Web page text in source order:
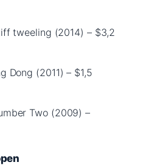
tweeling (2014) – $3,2
Dong (2011) – $1,5
Two (2009) –